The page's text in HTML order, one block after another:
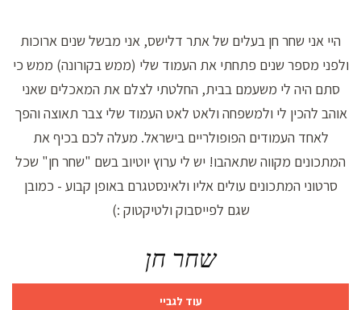
היי אני שחר חן בעלים של אתר דלישס, אני מבשל שנים ארוכות
ולפני מספר שנים פתחתי את העמוד שלי (ממש בקורונה) ממש כי
סתם היה לי משעמם בבית, החלטתי לצלם את המאכלים שאני
אוהב להכין לי ולמשפחה ולאט לאט העמוד שלי צבר תאוצה והפך
לאחד העמודים הפופולריים בישראל. מעלה לכם בכיף את
המתכונים מקווה שתאהבו! יש לי ערוץ יוטיוב בשם "שחר חן" שכל
סרטוני המתכונים עולים אליו ולאינסטגרם באופן קבוע - כמובן
שגם לפייסבוק ולטיקטוק :)
שחר חן
עוד לגביי